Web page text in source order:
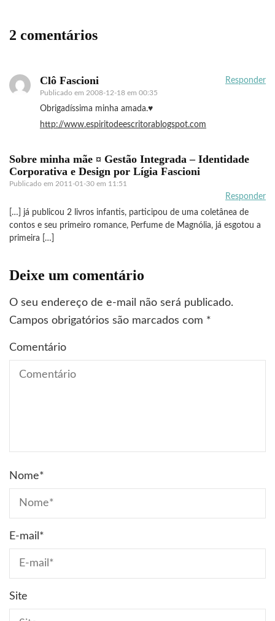
2 comentários
Clô Fascioni
Publicado em 2008-12-18 em 00:35
Responder
Obrigadíssima minha amada.♥
http://www.espiritodeescritorablogspot.com
Sobre minha mãe ¤ Gestão Integrada – Identidade
Corporativa e Design por Lígia Fascioni
Publicado em 2011-01-30 em 11:51
Responder
[…] já publicou 2 livros infantis, participou de uma coletânea de
contos e seu primeiro romance, Perfume de Magnólia, já esgotou a
primeira […]
Deixe um comentário
O seu endereço de e-mail não será publicado.
Campos obrigatórios são marcados com *
Comentário
Nome*
E-mail *
Site